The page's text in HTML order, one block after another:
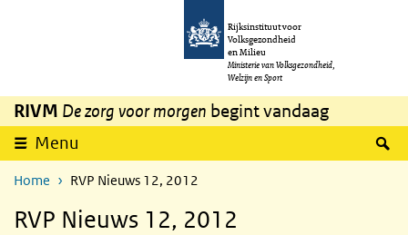
Overslaan en naar de inhoud gaan
Rijksinstituut voor
Volksgezondheid
en Milieu
Ministerie van Volksgezondheid,
Welzijn en Sport
RIVM De zorg voor morgen begint vandaag
Menu
Home RVP Nieuws 12, 2012
RVP Nieuws 12, 2012